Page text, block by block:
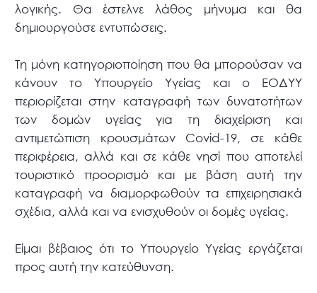
λογικής. Θα έστελνε λάθος μήνυμα και θα
δημιουργούσε εντυπώσεις.
Τη μόνη κατηγοριοποίηση που θα μπορούσαν να
κάνουν το Υπουργείο Υγείας και ο ΕΟΔΥΥ
περιορίζεται στην καταγραφή των δυνατοτήτων
των δομών υγείας για τη διαχείριση και
αντιμετώπιση κρουσμάτων Covid-19, σε κάθε
περιφέρεια, αλλά και σε κάθε νησί που αποτελεί
τουριστικό προορισμό και με βάση αυτή την
καταγραφή να διαμορφωθούν τα επιχειρησιακά
σχέδια, αλλά και να ενισχυθούν οι δομές υγείας.
Είμαι βέβαιος ότι το Υπουργείο Υγείας εργάζεται
προς αυτή την κατεύθυνση.